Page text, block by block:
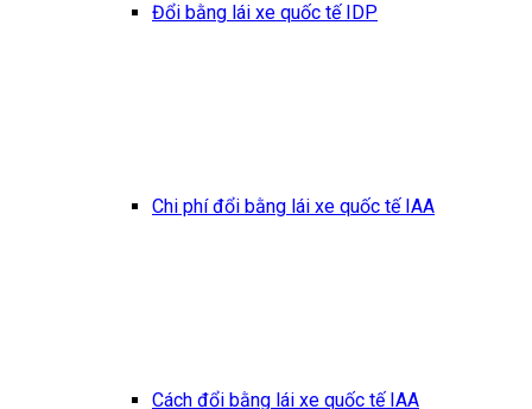
Đổi bằng lái xe quốc tế IDP
Chi phí đổi bằng lái xe quốc tế IAA
Cách đổi bằng lái xe quốc tế IAA